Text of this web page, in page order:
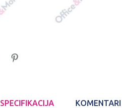
SPECIFIKACIJA KOMENTARI